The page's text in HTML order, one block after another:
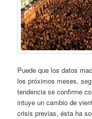
Puede que los datos
los próximos meses,
tendencia se confirme
intuye un cambio de
crisis previas, ésta ha